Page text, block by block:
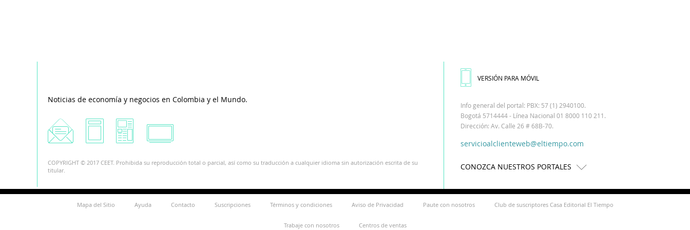
Noticias de economía y negocios en Colombia y el Mundo.
COPYRIGHT © 2017 CEET. Prohibida su reproducción total o parcial, así como su traducción a cualquier idioma sin autorización escrita de su
titular.
VERSIÓN PARA MÓVIL
Info general del portal: PBX: 57 (1) 2940100.
Bogotá 5714444 - Línea Nacional 01 8000 110 211.
Dirección: Av. Calle 26 # 68B-70.
servicioalclienteweb@eltiempo.com
CONOZCA NUESTROS PORTALES
Mapa del Sitio Ayuda Contacto Suscripciones Términos y condiciones Aviso de Privacidad Paute con nosotros Club de suscriptores Casa Editorial El Tiempo
Trabaje con nosotros Centros de ventas